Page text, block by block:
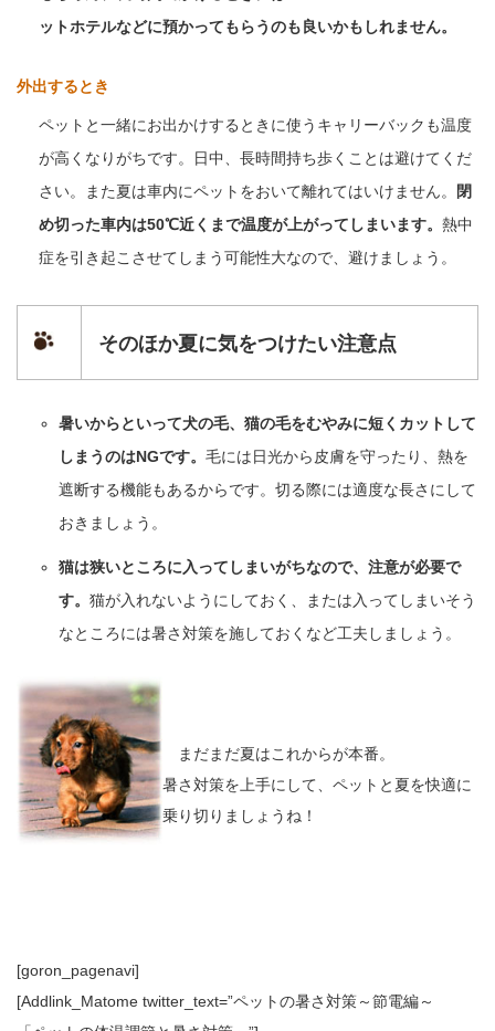
ットホテルなどに預かってもらうのも良いかもしれません。
外出するとき
ペットと一緒にお出かけするときに使うキャリーバックも温度
が高くなりがちです。日中、長時間持ち歩くことは避けてくだ
さい。また夏は車内にペットをおいて離れてはいけません。
閉
め切った車内は50℃近くまで温度が上がってしまいます。 熱中
症を引き起こさせてしまう可能性大なので、避けましょう。
そのほか夏に気をつけたい注意点
暑いからといって犬の毛、猫の毛をむやみに短くカットして
しまうのはNGです。毛には日光から皮膚を守ったり、熱を
遮断する機能もあるからです。切る際には適度な長さにして
おきましょう。
猫は狭いところに入ってしまいがちなので、注意が必要で
す。猫が入れないようにしておく、または入ってしまいそう
なところには暑さ対策を施しておくなど工夫しましょう。
まだまだ夏はこれからが本番。
暑さ対策を上手にして、ペットと夏を快適に
乗り切りましょうね！
[goron_pagenavi]
[Addlink_Matome twitter_text=”ペットの暑さ対策～節電編～